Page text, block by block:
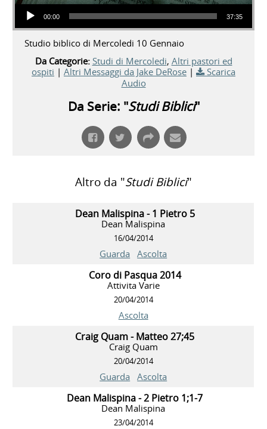
Audio Player
00:00 37:35
Studio biblico di Mercoledi 10 Gennaio
Da Categorie: Studi di Mercoledi, Altri pastori ed
ospiti | Altri Messaggi da Jake DeRose |
Scarica
Audio
Da Serie: "Studi Biblici"
Altro da "Studi Biblici"
Dean Malispina - 1 Pietro 5
Dean Malispina
16/04/2014
Guarda Ascolta
Coro di Pasqua 2014
Attivita Varie
20/04/2014
Ascolta
Craig Quam - Matteo 27;45
Craig Quam
20/04/2014
Guarda Ascolta
Dean Malispina - 2 Pietro 1;1-7
Dean Malispina
23/04/2014